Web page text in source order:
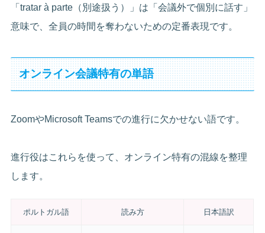
「tratar à parte（別途扱う）」は「会議外で個別に話す」
意味で、全員の時間を奪わないための定番表現です。
オンライン会議特有の単語
ZoomやMicrosoft Teamsでの進行に欠かせない語です。
進行役はこれらを使って、オンライン特有の混線を整理
します。
ポルトガル語 読み方 日本語訳